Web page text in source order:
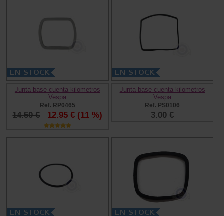
Junta base cuenta kilometros
Vespa
Ref. RP0465
14.50 € 12.95 € (11 %)
Junta base cuenta kilometros
Vespa
Ref. PS0106
3.00 €